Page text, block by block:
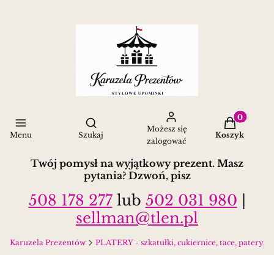
Menu
Otwórz wyszukiwarkę
Szukaj
Możesz się
zalogować
Produkty
Koszyk
Twój pomysł na wyjątkowy prezent. Masz
pytania? Dzwoń, pisz
508 178 277lub 502 031 980
sellman@tlen.pl
Karuzela Prezentów PLATERY - szkatułki, cukiernice, tace, patery,